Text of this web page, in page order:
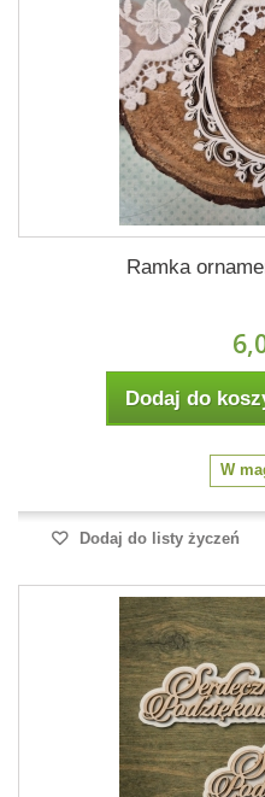
Ramka
Dodaj do
W
Dodaj do listy życzeń